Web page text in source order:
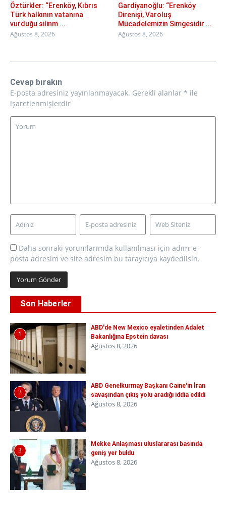
Öztürkler: “Erenköy, Kıbrıs
Türk halkının vatanına
vurduğu silinm ...
Ağustos 8, 2026
Gardiyanoğlu: “Erenköy
Direnişi, Varoluş
Mücadelemizin Simgesidir ...
Ağustos 8, 2026
Cevap bırakın
E-posta adresiniz yayınlanmayacak. Gerekli alanlar * ile
işaretlenmişlerdir
Daha sonraki yorumlarımda kullanılması için adım, e-
posta adresim ve site adresim bu tarayıcıya kaydedilsin.
Son Haberler
1
ABD'de New Mexico eyaletinden Adalet
Bakanlığına Epstein davası
Ağustos 8, 2026
2
ABD Genelkurmay Başkanı Caine'in İran
savaşından çıkış yolu aradığı iddia edildi
Ağustos 8, 2026
3
Mekke Anlaşması uluslararası basında
geniş yer buldu
Ağustos 8, 2026